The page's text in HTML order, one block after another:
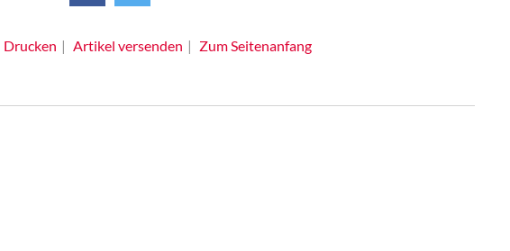
Drucken Artikel versenden Zum Seitenanfang